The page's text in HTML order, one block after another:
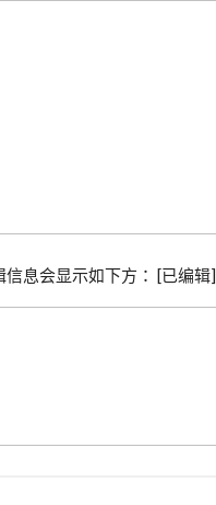
信息会显示如下方： [已编辑]